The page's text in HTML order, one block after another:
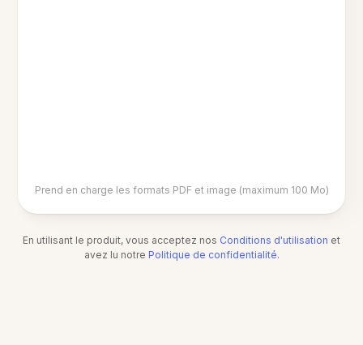
Prend en charge les formats PDF et image (maximum 100 Mo)
En utilisant le produit, vous acceptez nos Conditions d'utilisation et
avez lu notre Politique de confidentialité.